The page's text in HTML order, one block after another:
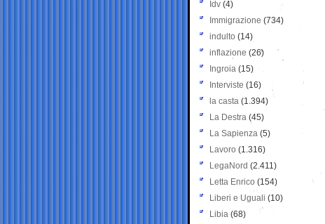
Idv (4)
Immigrazione (734)
indulto (14)
inflazione (26)
Ingroia (15)
Interviste (16)
la casta (1.394)
La Destra (45)
La Sapienza (5)
Lavoro (1.316)
LegaNord (2.411)
Letta Enrico (154)
Liberi e Uguali (10)
Libia (68)